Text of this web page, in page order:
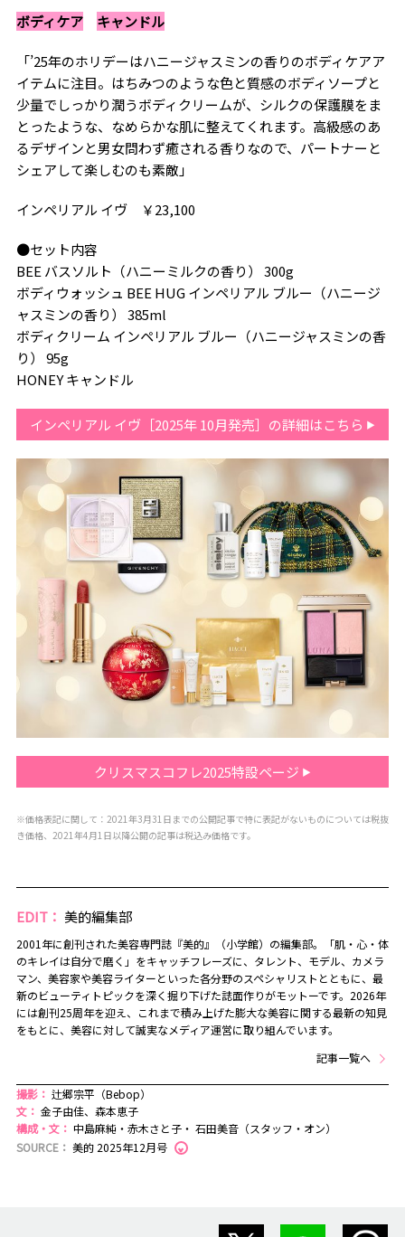
ボディケア キャンドル
「’25年のホリデーはハニージャスミンの香りのボディケアア
イテムに注目。はちみつのような色と質感のボディソープと
少量でしっかり潤うボディクリームが、シルクの保護膜をま
とったような、なめらかな肌に整えてくれます。高級感のあ
るデザインと男女問わず癒される香りなので、パートナーと
シェアして楽しむのも素敵」
インペリアル イヴ ￥23,100
●セット内容
BEE バスソルト（ハニーミルクの香り） 300g
ボディウォッシュ BEE HUG インペリアル ブルー（ハニージ
ャスミンの香り） 385ml
ボディクリーム インペリアル ブルー（ハニージャスミンの香
り） 95g
HONEY キャンドル
インペリアル イヴ［2025年 10月発売］の詳細はこちら
クリスマスコフレ2025特設ページ
※価格表記に関して：2021年3月31日までの公開記事で特に表記がないものについては税抜
き価格、2021年4月1日以降公開の記事は税込み価格です。
EDIT： 美的編集部
2001年に創刊された美容専門誌『美的』（小学館）の編集部。「肌・心・体
のキレイは自分で磨く」をキャッチフレーズに、タレント、モデル、カメラ
マン、美容家や美容ライターといった各分野のスペシャリストとともに、最
新のビューティトピックを深く掘り下げた誌面作りがモットーです。2026年
には創刊25周年を迎え、これまで積み上げた膨大な美容に関する最新の知見
をもとに、美容に対して誠実なメディア運営に取り組んでいます。
記事一覧へ
撮影： 辻郷宗平（Bebop）
文： 金子由佳、森本恵子
構成・文： 中島麻純・赤木さと子・ 石田美音（スタッフ・オン）
SOURCE： 美的 2025年12月号